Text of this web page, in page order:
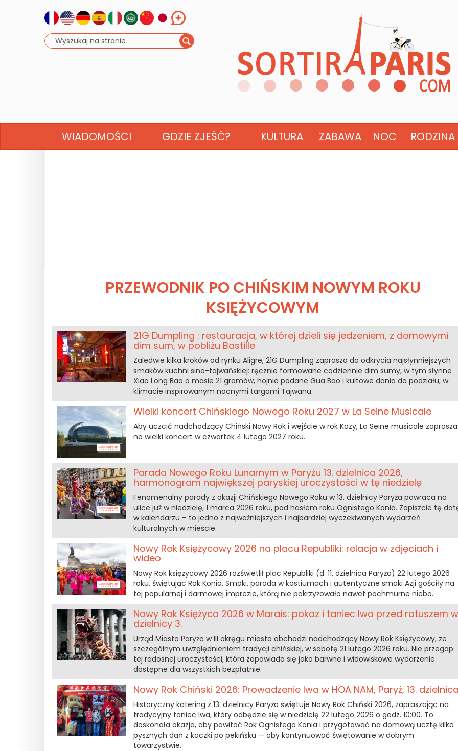
WIADOMOŚCI GDZIE ZJEŚĆ? KULTURA ZABAWA NOC RODZINA
PRZEWODNIK PO CHIŃSKIM NOWYM ROKU
KSIĘŻYCOWYM
21G Dumpling : restauracja, w której dzieli się jedzeniem, z domowymi
dim sum, w pobliżu Bastille
Zaledwie kilka kroków od rynku Aligre, 21G Dumpling zaprasza do odkrycia najsłynniejszych
smaków kuchni sino-tajwańskiej: ręcznie formowane codziennie dim sumy, w tym słynne
Xiao Long Bao o masie 21 gramów, hojnie podane Gua Bao i kultowe dania do podziału, w
klimacie inspirowanym nocnymi targami Tajwanu.
Wielki koncert Chińskiego Nowego Roku 2027 w La Seine Musicale
Aby uczcić nadchodzący Chiński Nowy Rok i wejście w rok Kozy, La Seine musicale zaprasza
na wielki koncert w czwartek 4 lutego 2027 roku.
Parada Nowego Roku Lunarnym w Paryżu 13. dzielnica 2026,
harmonogram największej paryskiej uroczystości w tę niedzielę
Fenomenalny parady z okazji Chińskiego Nowego Roku w 13. dzielnicy Paryża powraca na
ulice już w niedzielę, 1 marca 2026 roku, pod hasłem roku Ognistego Konia. Zapiszcie tę
w kalendarzu – to jedno z najważniejszych i najbardziej wyczekiwanych wydarzeń
kulturalnych w mieście.
Nowy Rok Księżycowy 2026 na placu Republiki: relacja w zdjęciach i
wideo
Nowy Rok księżycowy 2026 rozświetlił plac Republiki (d. 11. dzielnica Paryża) 22 lutego 2026
roku, świętując Rok Konia. Smoki, parada w kostiumach i autentyczne smaki Azji gościły na
tej popularnej i darmowej imprezie, którą nie pokrzyżowało nawet pochmurne niebo.
Nowy Rok Księżyca 2026 w Marais: pokaz i taniec lwa przed ratuszem w
dzielnicy 3.
Urząd Miasta Paryża w III okręgu miasta obchodzi nadchodzący Nowy Rok Księżycowy, ze
szczególnym uwzględnieniem tradycji chińskiej, w sobotę 21 lutego 2026 roku. Nie przegap
tej radosnej uroczystości, która zapowiada się jako barwne i widowiskowe wydarzenie
dostępne dla wszystkich bezpłatnie.
Nowy Rok Chiński 2026: Prowadzenie lwa w HOA NAM, Paryż, 13.
Historyczny katering z 13. dzielnicy Paryża świętuje Nowy Rok Chiński 2026, zapraszając na
tradycyjny taniec lwa, który odbędzie się w niedzielę 22 lutego 2026 o godz. 10:00. To
doskonała okazja, aby powitać Rok Ognistego Konia i przygotować na domową ucztę kilka
pysznych dań z kaczki po pekińsku — aby kontynuować świętowanie w dobrym
towarzystwie.